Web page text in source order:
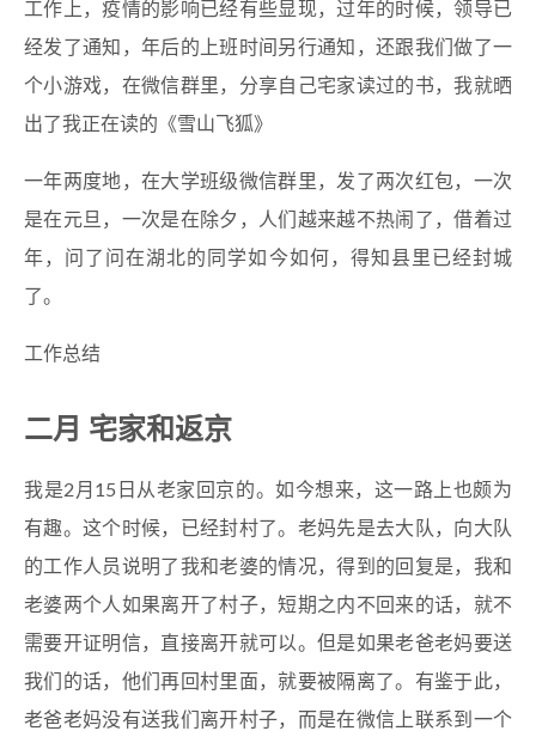
工作上，疫情的影响已经有些显现，过年的时候，领导已
经发了通知，年后的上班时间另行通知，还跟我们做了一
个小游戏，在微信群里，分享自己宅家读过的书，我就晒
出了我正在读的《雪山飞狐》
一年两度地，在大学班级微信群里，发了两次红包，一次
是在元旦，一次是在除夕，人们越来越不热闹了，借着过
年，问了问在湖北的同学如今如何，得知县里已经封城
了。
工作总结
二月 宅家和返京
我是2月15日从老家回京的。如今想来，这一路上也颇为
有趣。这个时候，已经封村了。老妈先是去大队，向大队
的工作人员说明了我和老婆的情况，得到的回复是，我和
老婆两个人如果离开了村子，短期之内不回来的话，就不
需要开证明信，直接离开就可以。但是如果老爸老妈要送
我们的话，他们再回村里面，就要被隔离了。有鉴于此，
老爸老妈没有送我们离开村子，而是在微信上联系到一个